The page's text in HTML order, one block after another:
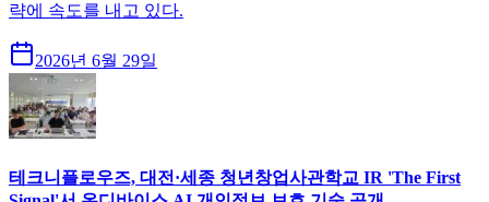
략에 속도를 내고 있다.
2026년 6월 29일
테크니플로우즈, 대전·세종 청년창업사관학교 IR 'The First